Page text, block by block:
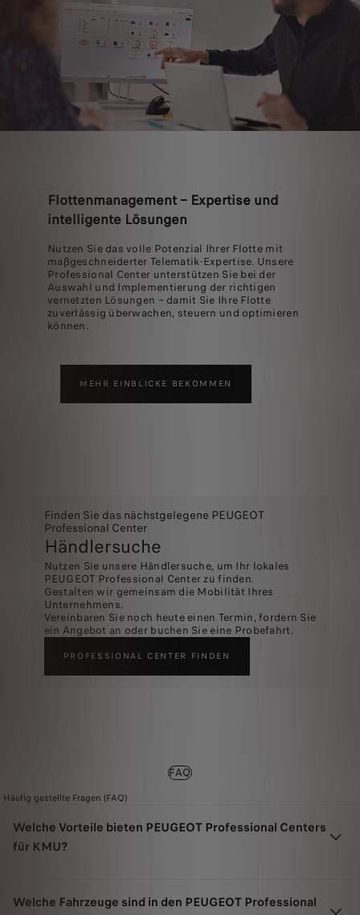
Flottenmanagement – Expertise und
intelligente Lösungen
Nutzen Sie das volle Potenzial Ihrer Flotte mit
maßgeschneiderter Telematik-Expertise. Unsere
Professional Center unterstützen Sie bei der
Auswahl und Implementierung der richtigen
vernetzten Lösungen – damit Sie Ihre Flotte
zuverlässig überwachen, steuern und optimieren
können.
MEHR EINBLICKE BEKOMMEN
Finden Sie das nächstgelegene PEUGEOT
Professional Center
Händlersuche
Nutzen Sie unsere Händlersuche, um Ihr lokales
PEUGEOT Professional Center zu finden.
Gestalten wir gemeinsam die Mobilität Ihres
Unternehmens.
Vereinbaren Sie noch heute einen Termin, fordern Sie
ein Angebot an oder buchen Sie eine Probefahrt.
PROFESSIONAL CENTER FINDEN
FAQ
Häufig gestellte Fragen (FAQ)
Welche Vorteile bieten PEUGEOT Professional Centers
für KMU?
Erfolg Ihres Unternehmens. Deshalb bieten wir mehr als Fahrzeuge: fachkundige
Welche Fahrzeuge sind in den PEUGEOT Professional